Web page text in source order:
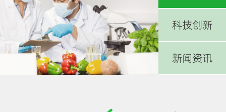
科技创新
新闻资讯